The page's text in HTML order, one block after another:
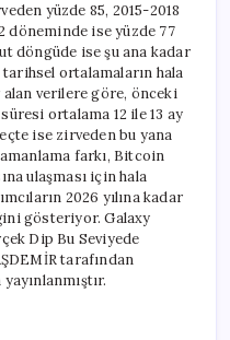
yüzde 85, 2015-2018
döneminde ise yüzde 77
döngüde ise şu ana kadar
ortalamaların hala
verilere göre, önceki
ortalama 12 ile 13 ay
ise zirveden bu yana
farkı, Bitcoin
ulaşması için hala
2026 yılına kadar
gösteriyor. Galaxy
Dip Bu Seviyede
tarafından